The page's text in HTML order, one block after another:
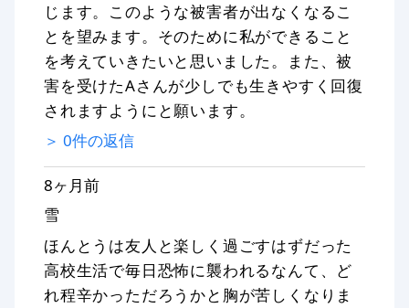
じます。このような被害者が出なくなるこ
とを望みます。そのために私ができること
を考えていきたいと思いました。また、被
害を受けたAさんが少しでも生きやすく回復
されますようにと願います。
＞ 0件の返信
8ヶ月前
雪
ほんとうは友人と楽しく過ごすはずだった
高校生活で毎日恐怖に襲われるなんて、ど
れ程辛かっただろうかと胸が苦しくなりま